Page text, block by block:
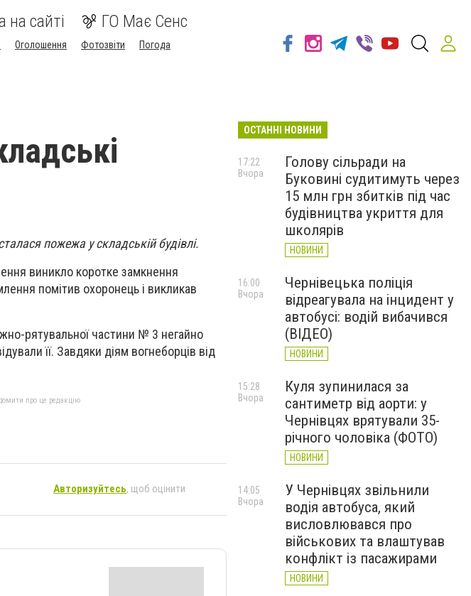
на сайті ГО Має Сенс
Оголошення Фотозвіти
Погода
пожежа у складській будівлі.
виникло коротке замкнення
помітив охоронець і викликав
рятувальної частини № 3 негайно
її. Завдяки діям вогнеборців від
про це редакцію
Авторизуйтесь, щоб оцінити
ОСТАННІ НОВИНИ
Голову сільради на
Буковині судитимуть через
15 млн грн збитків під час
будівництва укриття для
школярів
НОВИНИ
17:22
Вчора
Чернівецька поліція
відреагувала на інцидент у
автобусі: водій вибачився
(ВІДЕО)
НОВИНИ
16:00
Вчора
Куля зупинилася за
сантиметр від аорти: у
Чернівцях врятували 35-
річного чоловіка (ФОТО)
НОВИНИ
15:28
Вчора
У Чернівцях звільнили
водія автобуса, який
висловлювався про
військових та влаштував
конфлікт із пасажирами
НОВИНИ
14:05
Вчора